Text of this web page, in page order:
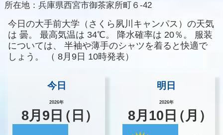
所在地： 兵庫県西宮市御茶家所町６-42
今日の大手前大学（さくら夙川キャンパス）の天気
は 曇。 最高気温は 34℃。 降水確率は 20％。
服装
については、
半袖や薄手のシャツを着ると快適で
しょう。
（ 8月9日 10時発表）
今日
2026年
8月 9 日（日）
明日
2026年
8月 10 日（月）